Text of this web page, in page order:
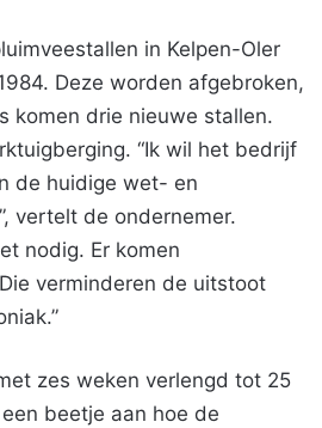
in Kelpen-Oler
Deze worden afgebroken,
komen drie nieuwe stallen.
“Ik wil het bedrijf
de huidige wet- en
vertelt de ondernemer.
nodig. Er komen
verminderen de uitstoot
zes weken verlengd tot 25
beetje aan hoe de